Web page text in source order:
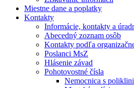
Miestne dane a poplatky
Kontakty
Informácie, kontakty a
Abecedný zoznam osôb
Kontakty podľa
Poslanci MsZ
Hlásenie závad
Pohotovostné čísla
Nemocnica s